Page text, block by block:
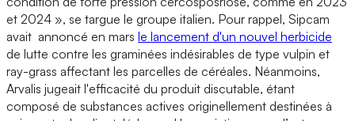
et 2024 », se targue le groupe italien. Pour rappel, Sipcam
avait annoncé en mars le lancement d'un nouvel herbicide
de lutte contre les graminées indésirables de type vulpin et
ray-grass affectant les parcelles de céréales. Néanmoins,
Arvalis jugeait l'efficacité du produit discutable, étant
composé de substances actives originellement destinées à